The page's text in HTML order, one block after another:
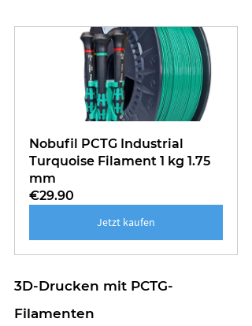
Nobufil PCTG Industrial
Turquoise Filament 1 kg 1.75
mm
€29.90
Jetzt kaufen
3D-Drucken mit PCTG-
Filamenten